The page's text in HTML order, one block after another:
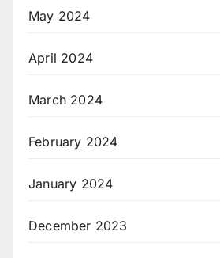
May 2024
April 2024
March 2024
February 2024
January 2024
December 2023